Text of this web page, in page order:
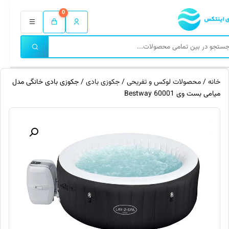
0
خانه/محصولات لوکس و تفریحی/جکوزی بادی/ جکوزی بادی خانگی مدل
میامی بست وی 60001 Bestway